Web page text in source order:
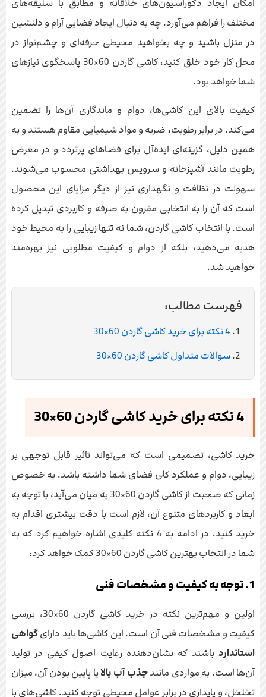
امکان ایجاد دکوراسیون‌های خلاقانه و مطابق با سلیقه‌های
مختلف را فراهم می‌آورد. چه به دنبال ایجاد فضایی آرام و دلنشین
در منزل باشید و چه بخواهید محیطی حرفه‌ای و چشم‌نواز در
محل کار خود خلق کنید، کاشی گاردن 60×30 پاسخگوی نیازهای
شما خواهد بود.
کیفیت بالای این کاشی‌ها، دوام و ماندگاری آن‌ها را تضمین
می‌کند. در برابر رطوبت، ضربه و مواد شیمیایی مقاوم هستند و به
همین دلیل، گزینه‌ای ایده‌آل برای فضاهای پرتردد و در معرض
رطوبت مانند آشپزخانه و سرویس بهداشتی محسوب می‌شوند.
سهولت در نظافت و نگهداری نیز از دیگر مزایای این محصول
است که آن را به انتخابی مقرون به صرفه و کاربردی تبدیل کرده
است. با انتخاب کاشی گاردن، شما نه تنها زیبایی را به محیط خود
هدیه می‌دهید، بلکه از دوام و کیفیت مطلوبی نیز بهره‌مند
خواهید شد.
فهرست مطالب:
4 نکته برای خرید کاشی گاردن 60×30
سوالات متداول کاشی گاردن 60×30
4 نکته برای خرید کاشی گاردن 60×30
خرید کاشی، تصمیمی است که می‌تواند تاثیر قابل توجهی بر
زیبایی، دوام و عملکرد کلی فضای شما داشته باشد. به خصوص
زمانی که صحبت از کاشی گاردن 60×30 به میان می‌آید، با توجه به
ابعاد و کاربردهای متنوع آن، لازم است با دقت بیشتری اقدام به
خرید کنید. در ادامه به 4 نکته کلیدی اشاره خواهیم کرد که به
شما در انتخاب بهترین کاشی گاردن 60×30 کمک خواهد کرد:
1. توجه به کیفیت و مشخصات فنی
اولین و مهم‌ترین نکته در خرید کاشی گاردن 60×30، بررسی
کیفیت و مشخصات فنی آن است. این کاشی‌ها باید دارایگواهی
استانداردباشند که نشان‌دهنده رعایت اصول کیفی در تولید
آن‌ها است. به مواردی مانندجذب آب بالایا پایین بودن آن، میزان
تخلخل، و پایداری در برابر عوامل محیطی توجه کنید. کاشی‌های با